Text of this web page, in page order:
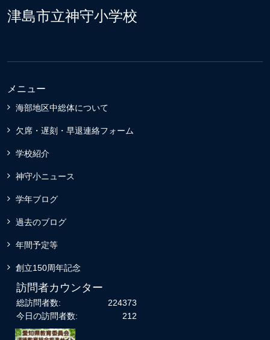
津島市立神守小学校
メニュー
海部地区中総体について
欠席・遅刻・早退連絡フォーム
学校紹介
神守小ニュース
学年ブログ
過去のブログ
年間予定等
創立150周年記念
訪問者カウンター
224373
総訪問者数:
212
今日の訪問者数: